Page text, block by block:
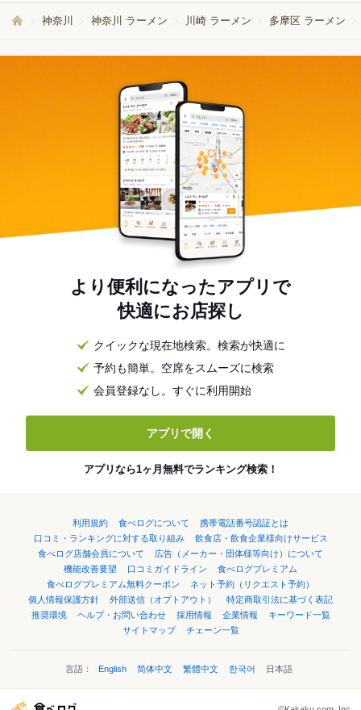
神奈川 神奈川 ラーメン 川崎 ラーメン 多摩区 ラーメン
より便利になったアプリで
快適にお店探し
クイックな現在地検索。検索が快適に
予約も簡単。空席をスムーズに検索
会員登録なし。すぐに利用開始
アプリで開く
アプリなら1ヶ月無料でランキング検索！
利用規約 食べログについて
携帯電話番号認証とは
口コミ・ランキングに対する取り組み
飲食店・飲食企業様向けサービス
食べログ店舗会員について
広告（メーカー・団体様等向け）について
機能改善要望
口コミガイドライン
食べログプレミアム
食べログプレミアム無料クーポン
ネット予約（リクエスト予約）
個人情報保護方針
外部送信（オプトアウト）
特定商取引法に基づく表記
推奨環境
ヘルプ・お問い合わせ 採用情報 企業情報
キーワード一覧
サイトマップ
チェーン一覧
言語： English 简体中文 繁體中文 한국어 日本語